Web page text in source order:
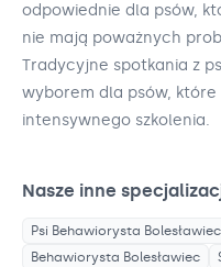
odpowiednie dla psów,
nie mają poważnych
Tradycyjne spotkania z
wyborem dla psów,
intensywnego szkolenia.
Nasze inne
Psi Behawiorysta Bolesławiec
Behawiorysta Bolesławiec